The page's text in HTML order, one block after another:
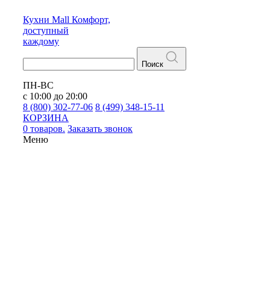
Кухни Mall Комфорт,
доступный
каждому
Поиск
ПН-ВС
с 10:00 до 20:00
8 (800) 302-77-06 8 (499) 348-15-11
КОРЗИНА
0 товаров. Заказать звонок
Меню